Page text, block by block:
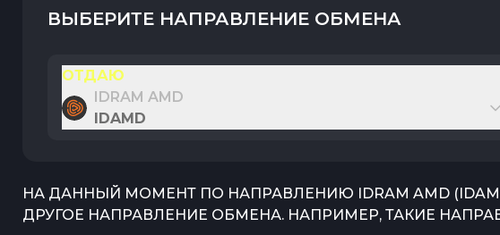
ВЫБЕРИТЕ НАПРАВЛЕНИЕ ОБМЕНА
ОТДАЮ
IDRAM AMD
IDAMD
НА ДАННЫЙ МОМЕНТ ПО НАПРАВЛЕНИЮ IDRAM AMD (
ДРУГОЕ НАПРАВЛЕНИЕ ОБМЕНА. НАПРИМЕР, ТАКИЕ